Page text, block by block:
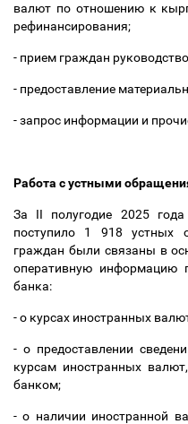
валют по отношению к
рефинансирования;
- прием граждан
- предоставление
- запрос информации и
Работа с устными
За II полугодие 2025
поступило 1 918 устных
граждан были связаны в
оперативную информацию
банка:
- о курсах иностранных
- о предоставлении
курсам иностранных
банком;
- о наличии иностранной